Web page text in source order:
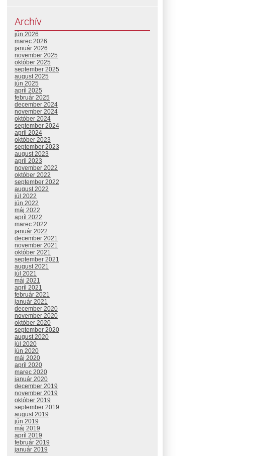
Archív
jún 2026
marec 2026
január 2026
november 2025
október 2025
september 2025
august 2025
jún 2025
apríl 2025
február 2025
december 2024
november 2024
október 2024
september 2024
apríl 2024
október 2023
september 2023
august 2023
apríl 2023
november 2022
október 2022
september 2022
august 2022
júl 2022
jún 2022
máj 2022
apríl 2022
marec 2022
január 2022
december 2021
november 2021
október 2021
september 2021
august 2021
júl 2021
máj 2021
apríl 2021
február 2021
január 2021
december 2020
november 2020
október 2020
september 2020
august 2020
júl 2020
jún 2020
máj 2020
apríl 2020
marec 2020
január 2020
december 2019
november 2019
október 2019
september 2019
august 2019
jún 2019
máj 2019
apríl 2019
február 2019
január 2019